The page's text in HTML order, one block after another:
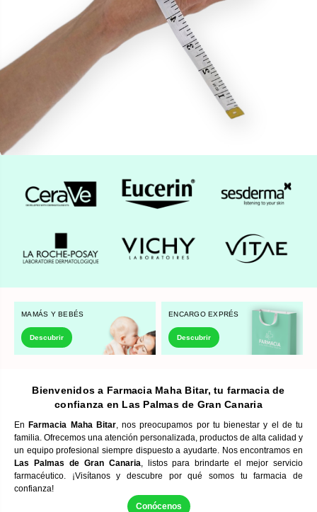
MAMÁS Y BEBÉS
Descubrir
ENCARGO EXPRÉS
Descubrir
Bienvenidos a Farmacia Maha Bitar, tu farmacia de
confianza en Las Palmas de Gran Canaria
En Farmacia Maha Bitar, nos preocupamos por tu bienestar y el de tu
familia. Ofrecemos una atención personalizada, productos de alta calidad y
un equipo profesional siempre dispuesto a ayudarte. Nos encontramos en
Las Palmas de Gran Canaria, listos para brindarte el mejor servicio
farmacéutico. ¡Visítanos y descubre por qué somos tu farmacia de
confianza!
Conócenos